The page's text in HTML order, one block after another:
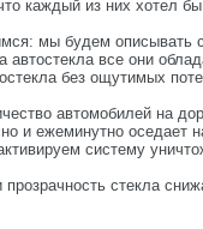
каждый из них хотел
мы будем
все они
без ощутимых
автомобилей на
ежеминутно оседает
систему
стекла